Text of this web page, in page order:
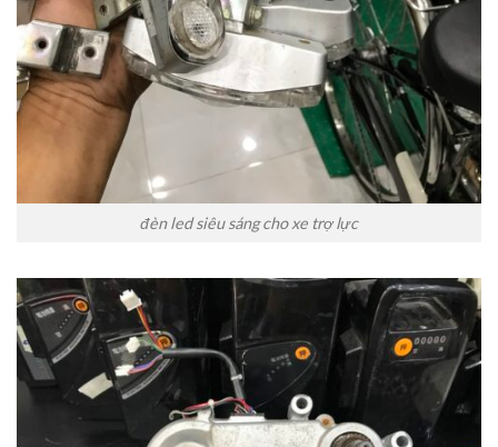
đèn led siêu sáng cho xe trợ lực